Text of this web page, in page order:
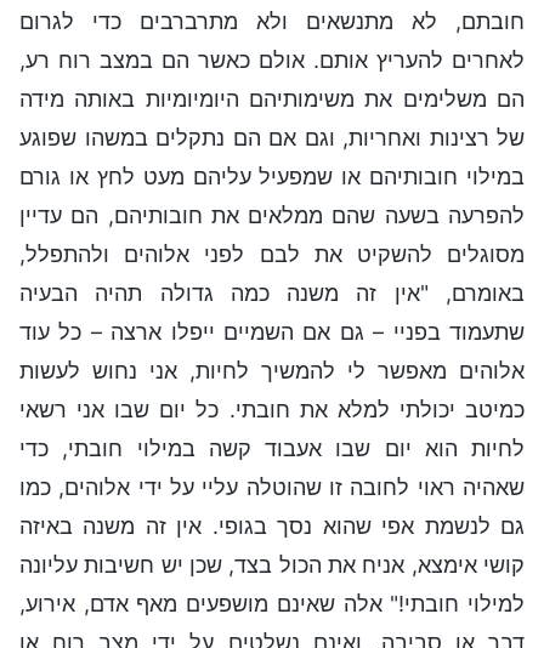
חובתם, לא מתנשאים ולא מתרברבים כדי לגרום
לאחרים להעריץ אותם. אולם כאשר הם במצב רוח רע,
הם משלימים את משימותיהם היומיומיות באותה מידה
של רצינות ואחריות, וגם אם הם נתקלים במשהו שפוגע
במילוי חובותיהם או שמפעיל עליהם מעט לחץ או גורם
להפרעה בשעה שהם ממלאים את חובותיהם, הם עדיין
מסוגלים להשקיט את לבם לפני אלוהים ולהתפלל,
באומרם, "אין זה משנה כמה גדולה תהיה הבעיה
שתעמוד בפניי – גם אם השמיים ייפלו ארצה – כל עוד
אלוהים מאפשר לי להמשיך לחיות, אני נחוש לעשות
כמיטב יכולתי למלא את חובתי. כל יום שבו אני רשאי
לחיות הוא יום שבו אעבוד קשה במילוי חובתי, כדי
שאהיה ראוי לחובה זו שהוטלה עליי על ידי אלוהים, כמו
גם לנשמת אפי שהוא נסך בגופי. אין זה משנה באיזה
קושי אימצא, אניח את הכול בצד, שכן יש חשיבות עליונה
למילוי חובתי!" אלה שאינם מושפעים מאף אדם, אירוע,
דבר או סביבה, ואינם נשלטים על ידי מצב רוח או